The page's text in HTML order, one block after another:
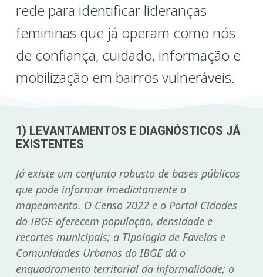
rede para identificar lideranças
femininas que já operam como nós
de confiança, cuidado, informação e
mobilização em bairros vulneráveis.
1) LEVANTAMENTOS E DIAGNÓSTICOS JÁ
EXISTENTES
Já existe um conjunto robusto de bases públicas
que pode informar imediatamente o
mapeamento. O Censo 2022e o Portal Cidades
do IBGEoferecem população, densidade e
recortes municipais; a Tipologia de Favelas e
Comunidades Urbanas do IBGEdá o
enquadramento territorial da informalidade; o